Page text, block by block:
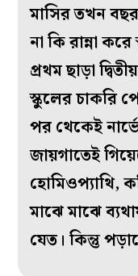
মাসির তখন
না কি রান্না
প্রথম ছাড়া
স্কুলের চাকরি
পর থেকেই
জায়গাতেই
হোমিওপ‌্যাথি,
মাঝে মাঝে
যেত। কিন্তু